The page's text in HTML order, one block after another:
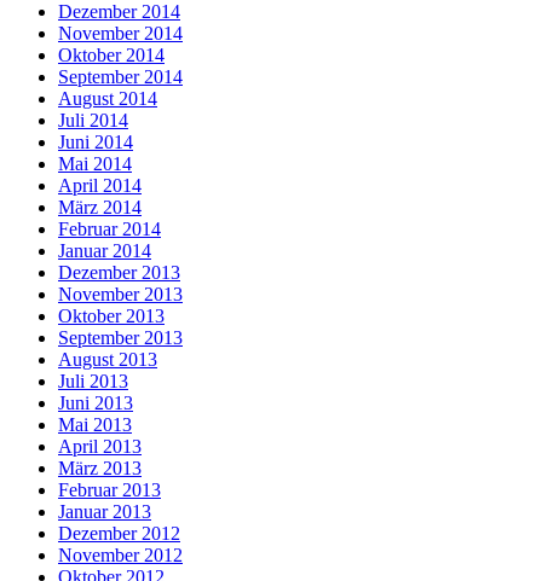
Dezember 2014
November 2014
Oktober 2014
September 2014
August 2014
Juli 2014
Juni 2014
Mai 2014
April 2014
März 2014
Februar 2014
Januar 2014
Dezember 2013
November 2013
Oktober 2013
September 2013
August 2013
Juli 2013
Juni 2013
Mai 2013
April 2013
März 2013
Februar 2013
Januar 2013
Dezember 2012
November 2012